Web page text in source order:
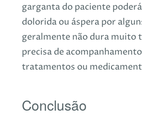
garganta do paciente
dolorida ou áspera por
geralmente não dura muito
precisa de
tratamentos ou
Conclusão